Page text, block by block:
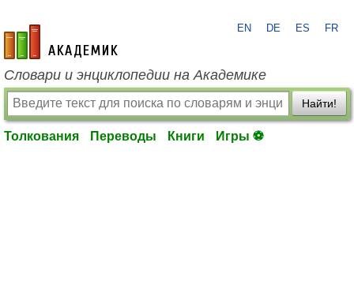
academic.ru
EN DE ES FR
Словари и энциклопедии на Академике
Найти!
Толкования Переводы Книги Игры ⚽